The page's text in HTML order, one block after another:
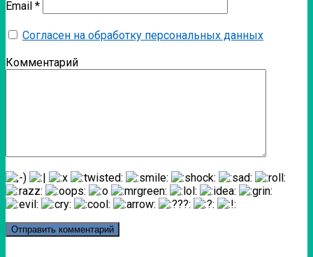
Email *
Согласен на обработку персональных данных
Комментарий